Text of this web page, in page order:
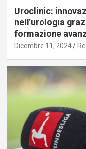
Uroclinic:
nell’urologia
formazione
Dicembre 11, 2024